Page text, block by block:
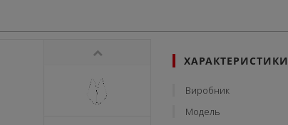
ХАРАКТЕРИСТИКИ
Виробник
Модель